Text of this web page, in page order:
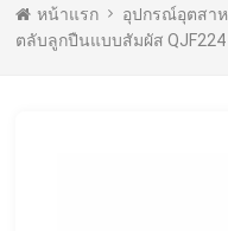
หน้าแรก อุปกรณ์อุตสา
ตลับลูกปืนแบบสัมผัส QJF224